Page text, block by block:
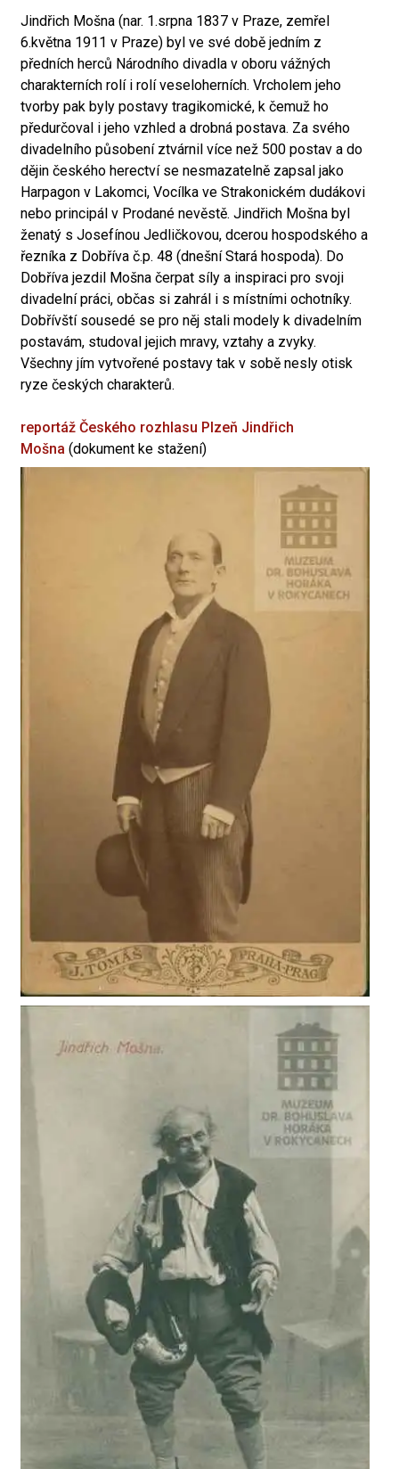
Jindřich Mošna (nar. 1.srpna 1837 v Praze, zemřel
6.května 1911 v Praze) byl ve své době jedním z
předních herců Národního divadla v oboru vážných
charakterních rolí i rolí veseloherních. Vrcholem jeho
tvorby pak byly postavy tragikomické, k čemuž ho
předurčoval i jeho vzhled a drobná postava. Za svého
divadelního působení ztvárnil více než 500 postav a do
dějin českého herectví se nesmazatelně zapsal jako
Harpagon v Lakomci, Vocílka ve Strakonickém dudákovi
nebo principál v Prodané nevěstě. Jindřich Mošna byl
ženatý s Josefínou Jedličkovou, dcerou hospodského a
řezníka z Dobříva č.p. 48 (dnešní Stará hospoda). Do
Dobříva jezdil Mošna čerpat síly a inspiraci pro svoji
divadelní práci, občas si zahrál i s místními ochotníky.
Dobřívští sousedé se pro něj stali modely k divadelním
postavám, studoval jejich mravy, vztahy a zvyky.
Všechny jím vytvořené postavy tak v sobě nesly otisk
ryze českých charakterů.
reportáž Českého rozhlasu Plzeň Jindřich
Mošna (dokument ke stažení)